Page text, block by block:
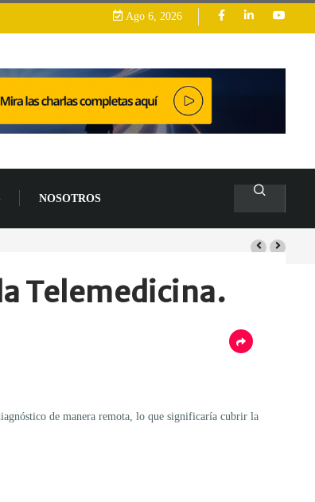
Ago 6, 2026
NOSOTROS
Telemedicina.
de manera remota, lo que significaría cubrir la